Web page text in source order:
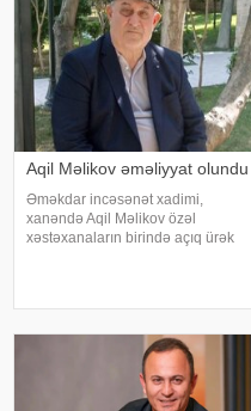
Aqil Məlikov əməliyyat olundu
Əməkdar incəsənət xadimi,
xanəndə Aqil Məlikov özəl
xəstəxanaların birində açıq ürək
verib. Onun sözlərinə görə, atasını